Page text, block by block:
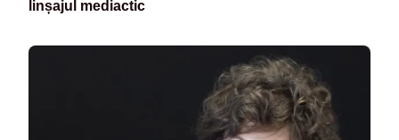
linșajul mediactic